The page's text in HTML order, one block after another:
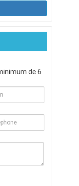
de 6